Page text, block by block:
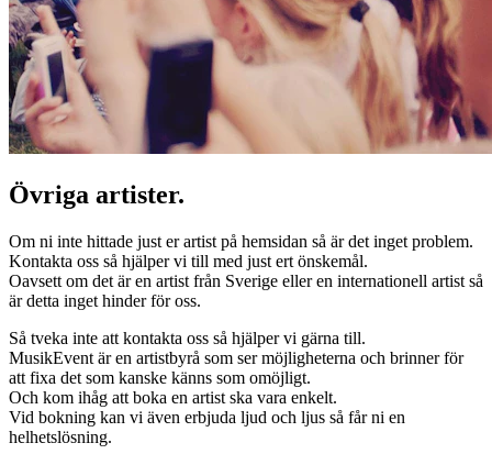
Övriga artister.
Om ni inte hittade just er artist på hemsidan så är det inget problem.
Kontakta oss så hjälper vi till med just ert önskemål.
Oavsett om det är en artist från Sverige eller en internationell artist så
är detta inget hinder för oss.
Så tveka inte att kontakta oss så hjälper vi gärna till.
MusikEvent är en artistbyrå som ser möjligheterna och brinner för
att fixa det som kanske känns som omöjligt.
Och kom ihåg att boka en artist ska vara enkelt.
Vid bokning kan vi även erbjuda ljud och ljus så får ni en
helhetslösning.